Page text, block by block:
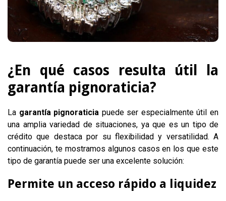
¿En qué casos resulta útil la
garantía pignoraticia?
La garantía pignoraticia puede ser especialmente útil en
una amplia variedad de situaciones, ya que es un tipo de
crédito que destaca por su flexibilidad y versatilidad. A
continuación, te mostramos algunos casos en los que este
tipo de garantía puede ser una excelente solución:
Permite un acceso rápido a liquidez